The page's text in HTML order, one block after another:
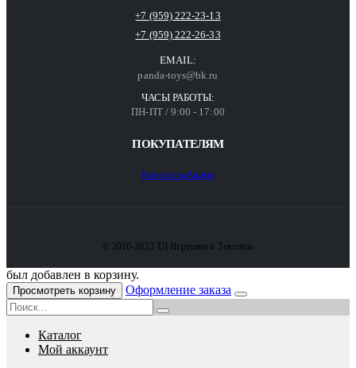
+7 (959) 222-23-13
+7 (959) 222-26-33
EMAIL:
panda-toys@bk.ru
ЧАСЫ РАБОТЫ:
ПН-ПТ / 9:00 - 17:00
ПОКУПАТЕЛЯМ
КонтактыАкции
© 2010-2023 ТД Игрушки и Текстиль
был добавлен в корзину.
Просмотреть корзину Оформление заказа
Каталог
Мой аккаунт